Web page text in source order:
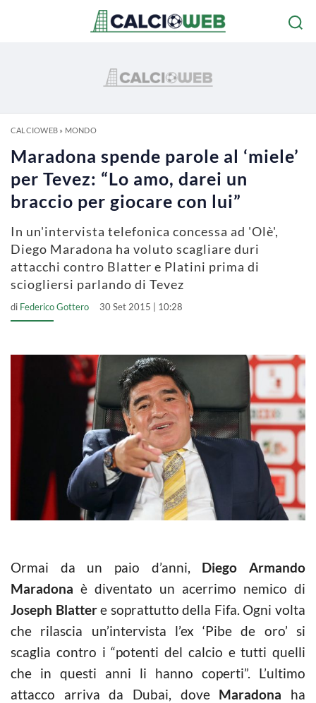
CALCIOWEB» MONDO
Maradona spende parole al ‘miele’
per Tevez: “Lo amo, darei un
braccio per giocare con lui”
In un'intervista telefonica concessa ad 'Olè',
Diego Maradona ha voluto scagliare duri
attacchi contro Blatter e Platini prima di
sciogliersi parlando di Tevez
di Federico Gottero 30 Set 2015 | 10:28
Ormai da un paio d’anni, Diego Armando
Maradona è diventato un acerrimo nemico di
Joseph Blattere soprattutto della Fifa. Ogni volta
che rilascia un’intervista l’ex ‘Pibe de oro’ si
scaglia contro i “potenti del calcio e tutti quelli
che in questi anni li hanno coperti”. L’ultimo
attacco arriva da Dubai, dove Maradona ha